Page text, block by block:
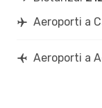
Aeroporti a
Aeroporti a